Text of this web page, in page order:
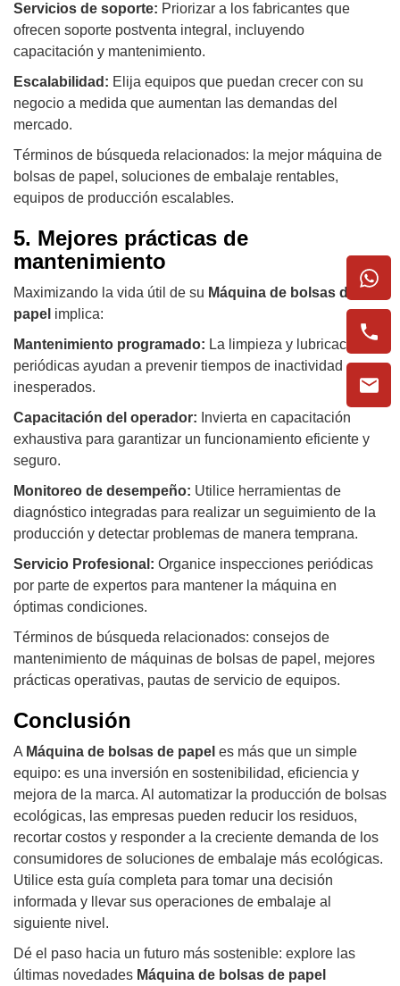
Servicios de soporte: Priorizar a los fabricantes que
ofrecen soporte postventa integral, incluyendo
capacitación y mantenimiento.
Escalabilidad: Elija equipos que puedan crecer con su
negocio a medida que aumentan las demandas del
mercado.
Términos de búsqueda relacionados: la mejor máquina de
bolsas de papel, soluciones de embalaje rentables,
equipos de producción escalables.
5. Mejores prácticas de
mantenimiento
Maximizando la vida útil de su Máquina de bolsas de
papel implica:
Mantenimiento programado: La limpieza y lubricación
periódicas ayudan a prevenir tiempos de inactividad
inesperados.
Capacitación del operador: Invierta en capacitación
exhaustiva para garantizar un funcionamiento eficiente y
seguro.
Monitoreo de desempeño: Utilice herramientas de
diagnóstico integradas para realizar un seguimiento de la
producción y detectar problemas de manera temprana.
Servicio Profesional: Organice inspecciones periódicas
por parte de expertos para mantener la máquina en
óptimas condiciones.
Términos de búsqueda relacionados: consejos de
mantenimiento de máquinas de bolsas de papel, mejores
prácticas operativas, pautas de servicio de equipos.
Conclusión
A Máquina de bolsas de papel es más que un simple
equipo: es una inversión en sostenibilidad, eficiencia y
mejora de la marca. Al automatizar la producción de bolsas
ecológicas, las empresas pueden reducir los residuos,
recortar costos y responder a la creciente demanda de los
consumidores de soluciones de embalaje más ecológicas.
Utilice esta guía completa para tomar una decisión
informada y llevar sus operaciones de embalaje al
siguiente nivel.
Dé el paso hacia un futuro más sostenible: explore las
últimas novedades Máquina de bolsas de papel